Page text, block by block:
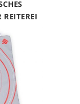
REITEREI